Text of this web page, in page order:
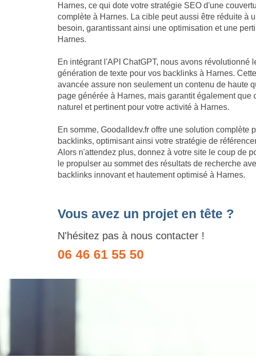
Harnes, ce qui dote votre stratégie SEO d'une
complète à Harnes. La cible peut aussi être réduite à
besoin, garantissant ainsi une optimisation et une
Harnes.
En intégrant l'API ChatGPT, nous avons révolutionné
génération de texte pour vos backlinks à Harnes.
avancée assure non seulement un contenu de haute
page générée à Harnes, mais garantit également que
naturel et pertinent pour votre activité à Harnes.
En somme, Goodalldev.fr offre une solution complète
backlinks, optimisant ainsi votre stratégie de
Alors n'attendez plus, donnez à votre site le coup de
le propulser au sommet des résultats de recherche
backlinks innovant et hautement optimisé à Harnes.
Vous avez un projet en tête ?
N'hésitez pas à nous contacter !
06 46 61 55 50